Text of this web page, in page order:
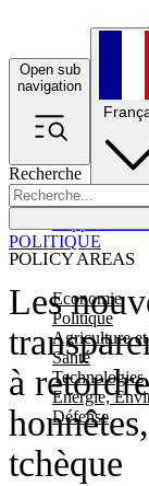
Open sub
navigation
Recherche
POLICY AREAS
Economie
Politique
Agriculture
Santé
Technologies
Energie,
Défense
Les
à
tchèque
POLITIQUE